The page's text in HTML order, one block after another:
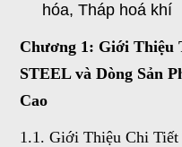
hóa, Tháp hoá khí
Chương 1: Giới Thiệu
STEEL và Dòng Sản
Cao
1.1. Giới Thiệu Chi